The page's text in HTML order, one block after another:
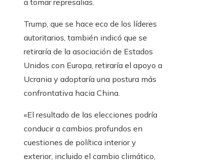
a tomar represalias.
Trump, que se hace eco de los líderes
autoritarios, también indicó que se
retiraría de la asociación de Estados
Unidos con Europa, retiraría el apoyo a
Ucrania y adoptaría una postura más
confrontativa hacia China.
«El resultado de las elecciones podría
conducir a cambios profundos en
cuestiones de política interior y
exterior, incluido el cambio climático,